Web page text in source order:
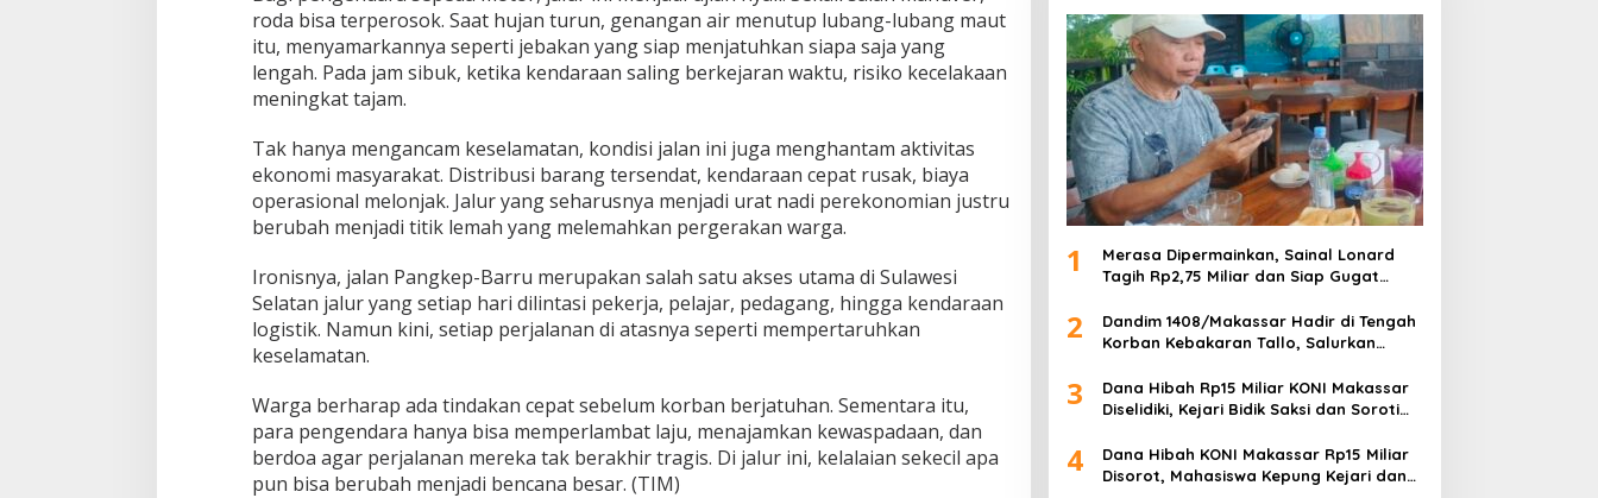
g
a
S
i
a
M
e
m
a
s
a
”
roda bisa terperosok. Saat hujan turun, genangan air menutup lubang-lubang maut
itu, menyamarkannya seperti jebakan yang siap menjatuhkan siapa saja yang
lengah. Pada jam sibuk, ketika kendaraan saling berkejaran waktu, risiko kecelakaan
meningkat tajam.
Tak hanya mengancam keselamatan, kondisi jalan ini juga menghantam aktivitas
ekonomi masyarakat. Distribusi barang tersendat, kendaraan cepat rusak, biaya
operasional melonjak. Jalur yang seharusnya menjadi urat nadi perekonomian justru
berubah menjadi titik lemah yang melemahkan pergerakan warga.
Ironisnya, jalan Pangkep-Barru merupakan salah satu akses utama di Sulawesi
Selatan jalur yang setiap hari dilintasi pekerja, pelajar, pedagang, hingga kendaraan
logistik. Namun kini, setiap perjalanan di atasnya seperti mempertaruhkan
keselamatan.
Warga berharap ada tindakan cepat sebelum korban berjatuhan. Sementara itu,
para pengendara hanya bisa memperlambat laju, menajamkan kewaspadaan, dan
berdoa agar perjalanan mereka tak berakhir tragis. Di jalur ini, kelalaian sekecil apa
pun bisa berubah menjadi bencana besar. (TIM)
1
Merasa Dipermainkan, Sainal Lonard
Tagih Rp2,75 Miliar dan Siap Gugat
2
Dandim 1408/Makassar Hadir di Tengah
Korban Kebakaran Tallo, Salurkan
3
Dana Hibah Rp15 Miliar KONI Makassar
Diselidiki, Kejari Bidik Saksi dan Soroti
4
Dana Hibah KONI Makassar Rp15 Miliar
Disorot, Mahasiswa Kepung Kejari dan